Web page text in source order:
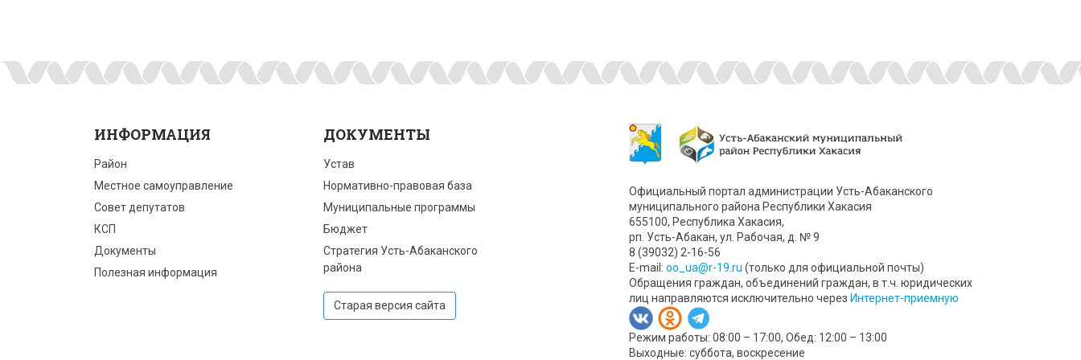
ИНФОРМАЦИЯ
Район
Местное самоуправление
Совет депутатов
КСП
Документы
Полезная информация
ДОКУМЕНТЫ
Устав
Нормативно-правовая база
Муниципальные программы
Бюджет
Стратегия Усть-Абаканского
района
Старая версия сайта
Официальный портал администрации Усть-Абаканского
муниципального района Республики Хакасия
655100, Республика Хакасия,
рп. Усть-Абакан, ул. Рабочая, д. № 9
8 (39032) 2-16-56
Е-mail: oo_ua@r-19.ru (только для официальной почты)
Обращения граждан, объединений граждан, в т.ч. юридических
лиц направляются исключительно через Интернет-приемную
Режим работы: 08:00 – 17:00, Обед: 12:00 – 13:00
Выходные: суббота, воскресение